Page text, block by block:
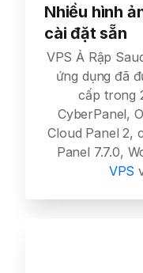
Nhiều hình
cài đặt sẵn
VPS Ả Rập
ứng dụng đã
cấp trong
CyberPanel,
Cloud Panel 2,
Panel 7.7.0,
VPS